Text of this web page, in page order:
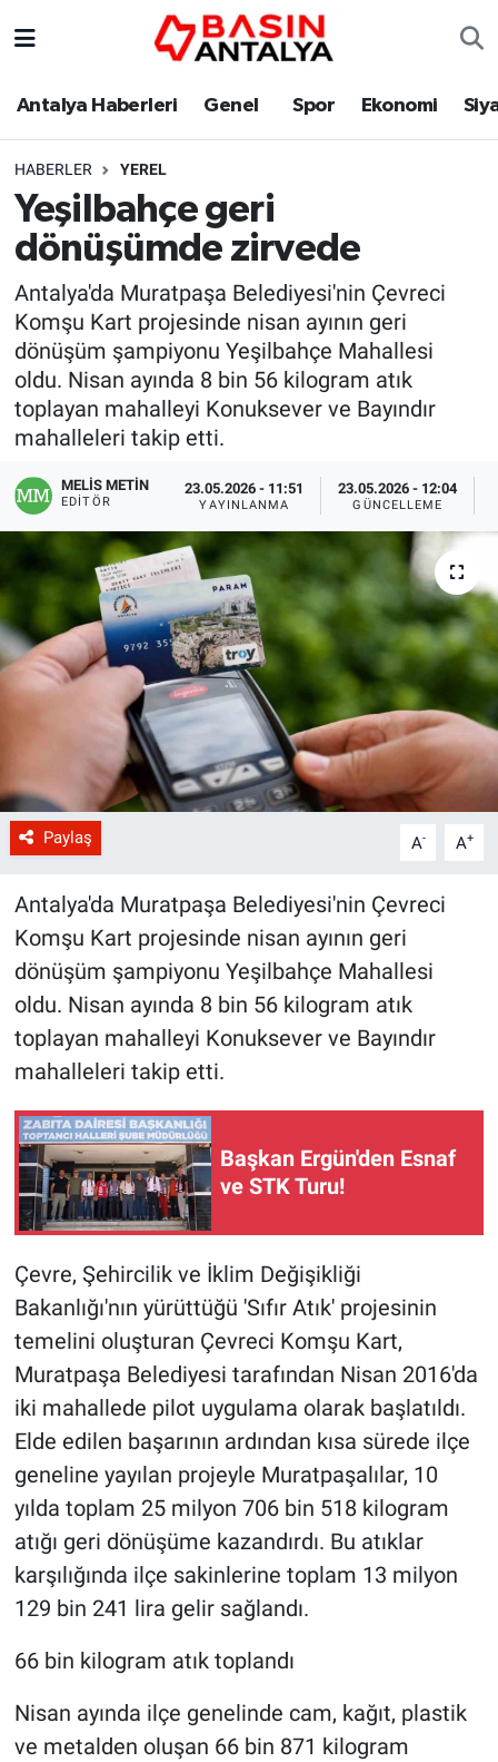
Antalya Haberleri Genel Spor Ekonomi
HABERLER YEREL
Yeşilbahçe geri
dönüşümde zirvede
Antalya'da Muratpaşa Belediyesi'nin Çevreci
Komşu Kart projesinde nisan ayının geri
dönüşüm şampiyonu Yeşilbahçe Mahallesi
oldu. Nisan ayında 8 bin 56 kilogram atık
toplayan mahalleyi Konuksever ve Bayındır
mahalleleri takip etti.
MELİS METİN
EDITÖR
23.05.2026 - 11:51
YAYINLANMA
23.05.2026 - 12:04
GÜNCELLEME
Paylaş A- A+
Antalya'da Muratpaşa Belediyesi'nin Çevreci
Komşu Kart projesinde nisan ayının geri
dönüşüm şampiyonu Yeşilbahçe Mahallesi
oldu. Nisan ayında 8 bin 56 kilogram atık
toplayan mahalleyi Konuksever ve Bayındır
mahalleleri takip etti.
Başkan Ergün'den Esnaf
ve STK Turu!
Çevre, Şehircilik ve İklim Değişikliği
Bakanlığı'nın yürüttüğü 'Sıfır Atık' projesinin
temelini oluşturan Çevreci Komşu Kart,
Muratpaşa Belediyesi tarafından Nisan 2016'da
iki mahallede pilot uygulama olarak başlatıldı.
Elde edilen başarının ardından kısa sürede ilçe
geneline yayılan projeyle Muratpaşalılar, 10
yılda toplam 25 milyon 706 bin 518 kilogram
atığı geri dönüşüme kazandırdı. Bu atıklar
karşılığında ilçe sakinlerine toplam 13 milyon
129 bin 241 lira gelir sağlandı.
66 bin kilogram atık toplandı
Nisan ayında ilçe genelinde cam, kağıt, plastik
ve metalden oluşan 66 bin 871 kilogram